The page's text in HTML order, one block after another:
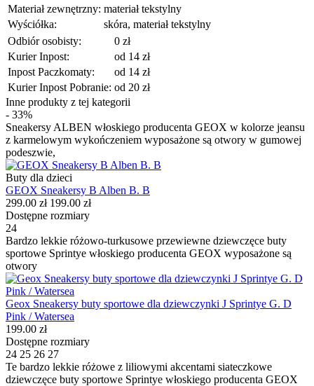
Materiał zewnętrzny: materiał tekstylny
Wyściółka:
skóra, materiał tekstylny
Odbiór osobisty:
0 zł
Kurier Inpost:
od 14 zł
Inpost Paczkomaty:
od 14 zł
Kurier Inpost Pobranie: od 20 zł
Inne produkty z tej kategorii
- 33%
Sneakersy ALBEN włoskiego producenta GEOX w kolorze jeansu
z karmelowym wykończeniem wyposażone są otwory w gumowej
podeszwie,
Buty dla dzieci
GEOX Sneakersy B Alben B. B
299.00 zł 199.00 zł
Dostępne rozmiary
24
Bardzo lekkie różowo-turkusowe przewiewne dziewczęce buty
sportowe Sprintye włoskiego producenta GEOX wyposażone są
otwory
Geox Sneakersy buty sportowe dla dziewczynki J Sprintye G. D
Pink / Watersea
199.00 zł
Dostępne rozmiary
24 25 26 27
Te bardzo lekkie różowe z liliowymi akcentami siateczkowe
dziewczęce buty sportowe Sprintye włoskiego producenta GEOX